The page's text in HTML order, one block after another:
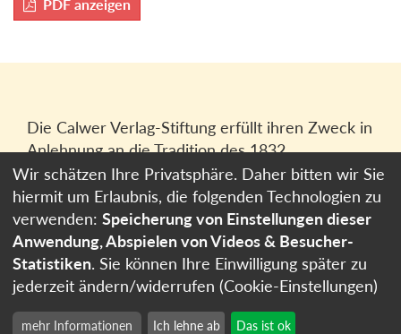
PDF anzeigen
Die Calwer Verlag-Stiftung erfüllt ihren Zweck in
Anlehnung an die Tradition des 1832
gegründeten Calwer Verlagsvereins, der
heutigen Calwer Verlag Bücher und Medien
GmbHin Stuttgart.
Impressum
Datenschutzerklärung
Cookie-Einstellungen
Wir schätzen Ihre Privatsphäre. Daher bitten wir Sie
hiermit um Erlaubnis, die folgenden Technologien zu
verwenden: Speicherung von Einstellungen dieser
Anwendung, Abspielen von Videos & Besucher-
Statistiken. Sie können Ihre Einwilligung später zu
jederzeit ändern/widerrufen (Cookie-Einstellungen)
mehr Informationen Ich lehne ab Das ist ok